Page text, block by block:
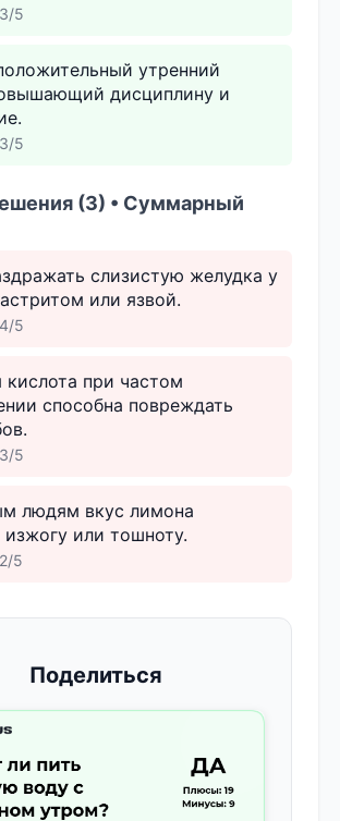
5
утренний
дисциплину и
5
(3) • Суммарный
слизистую желудка у
или язвой.
5
при частом
способна повреждать
5
людям вкус лимона
или тошноту.
5
Поделиться